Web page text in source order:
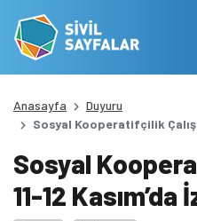
Anasayfa
Duyuru
Sosyal Kooperatifçilik
Sosyal
11-12 Kasım’da